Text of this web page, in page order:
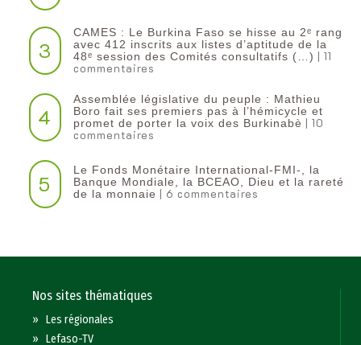
3
CAMES : Le Burkina Faso se hisse au 2ᵉ rang
avec 412 inscrits aux listes d’aptitude de la
48ᵉ session des Comités consultatifs (…) | 11
commentaires
4
Assemblée législative du peuple : Mathieu
Boro fait ses premiers pas à l’hémicycle et
promet de porter la voix des Burkinabè | 10
commentaires
5
Le Fonds Monétaire International-FMI-, la
Banque Mondiale, la BCEAO, Dieu et la rareté
de la monnaie | 6 commentaires
Nos sites thématiques
»Les régionales
»Lefaso-TV